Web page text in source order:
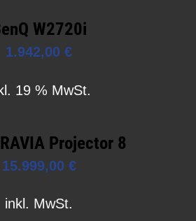
W2720i
1.942,00€
19 % MwSt.
Projector 8
15.999,00 €
inkl. MwSt.